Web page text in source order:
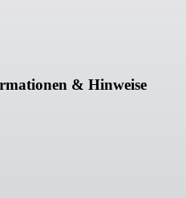
& Hinweise